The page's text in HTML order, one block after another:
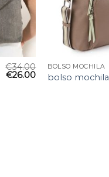
€34.00
€26.00
BOLSO MOCHILA
bolso mochila